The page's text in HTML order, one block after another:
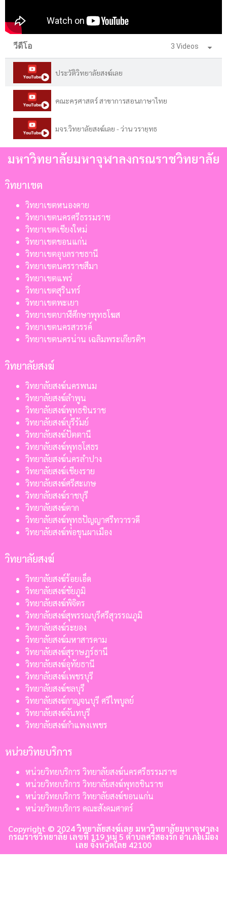
วีดีโอ 3 Videos
ประวัติวิทยาลัยสงฆ์เลย
คณะครุศาสตร์ สาขาการสอนภาษาไทย
มจร.วิทยาลัยสงฆ์เลย - ว่าน วรายุทธ
มหาวิทยาลัยมหาจุฬาลงกรณราชวิทยาลัย
วิทยาเขต
วิทยาเขตหนองคาย
วิทยาเขตนครศรีธรรมราช
วิทยาเขตเชียงใหม่
วิทยาเขตขอนแก่น
วิทยาเขตอุบลราชธานี
วิทยาเขตนครราชสีมา
วิทยาเขตแพร่
วิทยาเขตสุรินทร์
วิทยาเขตพะเยา
วิทยาเขตบาฬีศึกษาพุทธโฆส
วิทยาเขตนครสวรรค์
วิทยาเขตนครน่าน เฉลิมพระเกียรติฯ
วิทยาลัยสงฆ์
วิทยาลัยสงฆ์นครพนม
วิทยาลัยสงฆ์ลำพูน
วิทยาลัยสงฆ์พุทธชินราช
วิทยาลัยสงฆ์บุรีรัมย์
วิทยาลัยสงฆ์ปัตตานี
วิทยาลัยสงฆ์พุทธโสธร
วิทยาลัยสงฆ์นครลำปาง
วิทยาลัยสงฆ์เชียงราย
วิทยาลัยสงฆ์ศรีสะเกษ
วิทยาลัยสงฆ์ราชบุรี
วิทยาลัยสงฆ์ตาก
วิทยาลัยสงฆ์พุทธปัญญาศรีทวารวดี
วิทยาลัยสงฆ์พ่อขุนผาเมือง
วิทยาลัยสงฆ์
วิทยาลัยสงฆ์ร้อยเอ็ด
วิทยาลัยสงฆ์ชัยภูมิ
วิทยาลัยสงฆ์พิจิตร
วิทยาลัยสงฆ์สุพรรณบุรีศรีสุวรรณภูมิ
วิทยาลัยสงฆ์ระยอง
วิทยาลัยสงฆ์มหาสารคาม
วิทยาลัยสงฆ์สุราษฎร์ธานี
วิทยาลัยสงฆ์อุทัยธานี
วิทยาลัยสงฆ์เพชรบุรี
วิทยาลัยสงฆ์ชลบุรี
วิทยาลัยสงฆ์กาญจนบุรี ศรีไพบูลย์
วิทยาลัยสงฆ์จันทบุรี
วิทยาลัยสงฆ์กำแพงเพชร
หน่วยวิทยบริการ
หน่วยวิทยบริการ วิทยาลัยสงฆ์นครศรีธรรมราช
หน่วยวิทยบริการ วิทยาลัยสงฆ์พุทธชินราช
หน่วยวิทยบริการ วิทยาลัยสงฆ์ขอนแก่น
หน่วยวิทยบริการ คณะสังคมศาตร์
Copyright © 2024 วิทยาลัยสงฆ์เลย มหาวิทยาลัยมหาจุฬาลง
กรณราชวิทยาลัย เลขที่ 119 หมู่ 5 ตำบลศรีสองรัก อำเภอเมือง
เลย จังหวัดเลย 42100